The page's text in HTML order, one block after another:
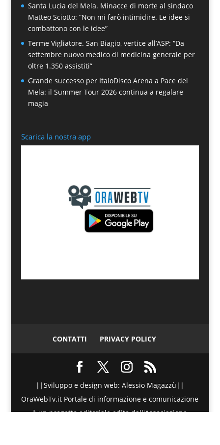
Santa Lucia del Mela. Minacce di morte al sindaco
Matteo Sciotto: “Non mi farò intimidire. Le idee si
combattono con le idee”
Terme Vigliatore. San Biagio, vertice all’ASP: “Da
settembre nuovo medico di medicina generale per
oltre 1.350 assistiti”
Grande successo per ItaloDisco Arena a Pace del
Mela: il Summer Tour 2026 continua a regalare
magia
Scarica la nostra app
CONTATTI PRIVACY POLICY
||Sviluppo e design web: Alessio Magazzù||
OraWebTv.it Portale di informazione e comunicazione
è un progetto editoriale edito dall'Associazione